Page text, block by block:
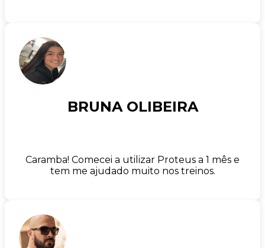
BRUNA OLIBEIRA
Caramba! Comecei a utilizar Proteus a 1 mês e
tem me ajudado muito nos treinos.